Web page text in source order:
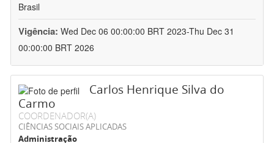
Brasil
Vigência: Wed Dec 06 00:00:00 BRT 2023-Thu Dec 31
00:00:00 BRT 2026
Carlos Henrique Silva do
Carmo
COORDENADOR(A)
CIÊNCIAS SOCIAIS APLICADAS
Administração